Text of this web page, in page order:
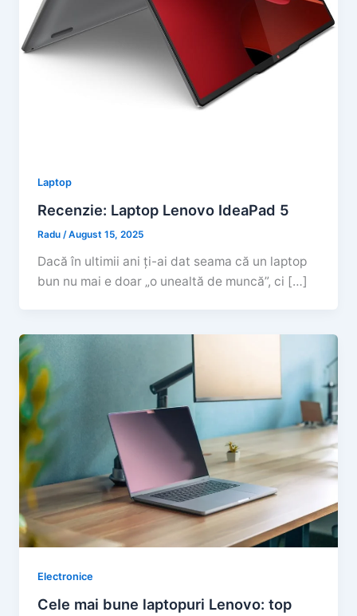
Laptop
Recenzie: Laptop Lenovo IdeaPad 5
Radu/August 15, 2025
Dacă în ultimii ani ți-ai dat seama că un laptop
bun nu mai e doar „o unealtă de muncă”, ci […]
Electronice
Cele mai bune laptopuri Lenovo: top